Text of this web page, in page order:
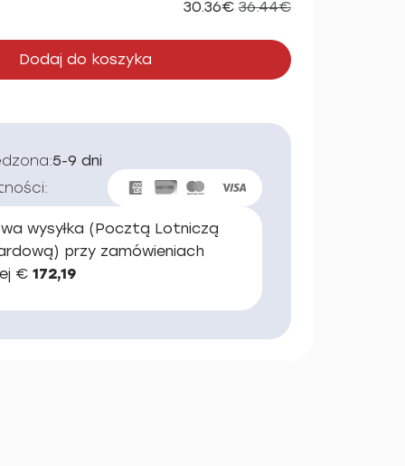
30.36€ 36.44€
Dodaj do koszyka
5-9 dni
wysyłka (Pocztą Lotniczą
przy zamówieniach
€ 172,19